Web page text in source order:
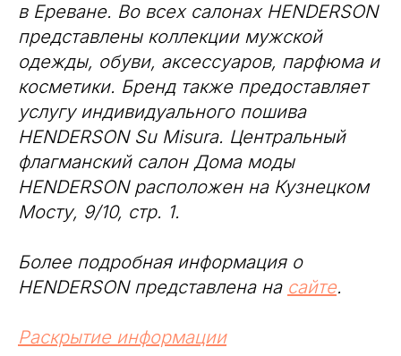
в Ереване. Во всех салонах HENDERSON
представлены коллекции мужской
одежды, обуви, аксессуаров, парфюма и
косметики. Бренд также предоставляет
услугу индивидуального пошива
HENDERSON Su Misura. Центральный
флагманский салон Дома моды
HENDERSON расположен на Кузнецком
Мосту, 9/10, стр. 1.
Более подробная информация о
HENDERSON представлена на сайте.
Раскрытие информации